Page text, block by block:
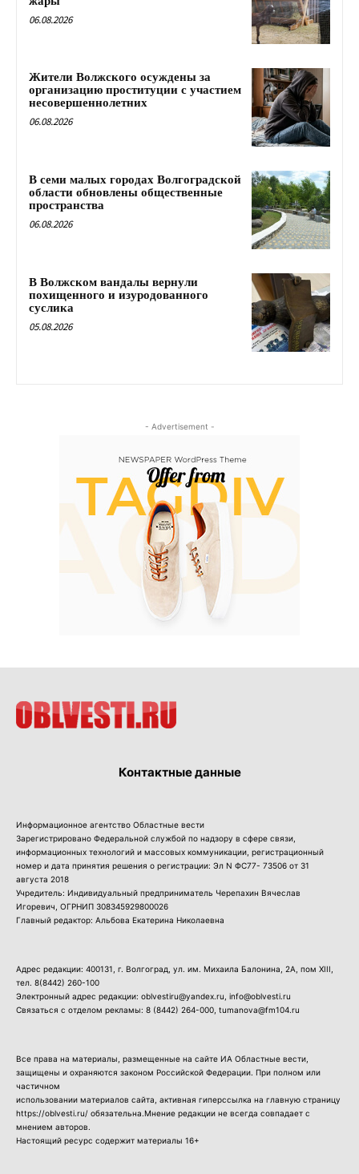
06.08.2026
Жители Волжского осуждены за
организацию проституции с участием
несовершеннолетних
06.08.2026
В семи малых городах Волгоградской
области обновлены общественные
пространства
06.08.2026
В Волжском вандалы вернули
похищенного и изуродованного
суслика
05.08.2026
- Advertisement -
Контактные данные
Информационное агентство Областные вести
Зарегистрировано Федеральной службой по надзору в сфере связи,
информационных технологий и массовых коммуникации, регистрационный
номер и дата принятия решения о регистрации: Эл N ФС77- 73506 от 31
августа 2018
Учредитель: Индивидуальный предприниматель Черепахин Вячеслав
Игоревич, ОГРНИП 308345929800026
Главный редактор: Альбова Екатерина Николаевна
Адрес редакции: 400131, г. Волгоград, ул. им. Михаила Балонина, 2А, пом XIII,
тел. 8(8442) 260-100
Электронный адрес редакции: oblvestiru@yandex.ru, info@oblvesti.ru
Связаться с отделом рекламы: 8 (8442) 264-000 , tumanova@fm104.ru
Все права на материалы, размещенные на сайте ИА Областные вести,
защищены и охраняются законом Российской Федерации. При полном или
частичном
использовании материалов сайта, активная гиперссылка на главную страницу
https://oblvesti.ru/ обязательна.Мнение редакции не всегда совпадает с
мнением авторов.
Настоящий ресурс содержит материалы 16+